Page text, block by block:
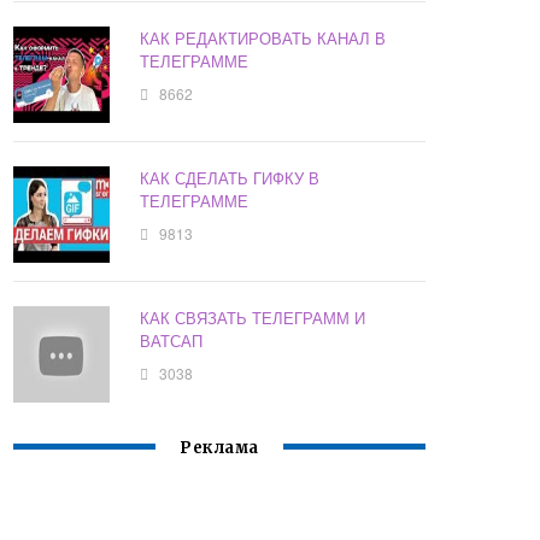
КАК РЕДАКТИРОВАТЬ КАНАЛ В
ТЕЛЕГРАММЕ
8662
КАК СДЕЛАТЬ ГИФКУ В
ТЕЛЕГРАММЕ
9813
КАК СВЯЗАТЬ ТЕЛЕГРАММ И
ВАТСАП
3038
Реклама